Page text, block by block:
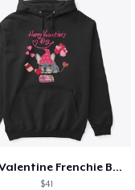
Cute Valentine Frenchie Bulldog
$41